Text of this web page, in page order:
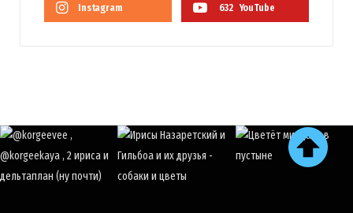
Instagram 632 YouTube